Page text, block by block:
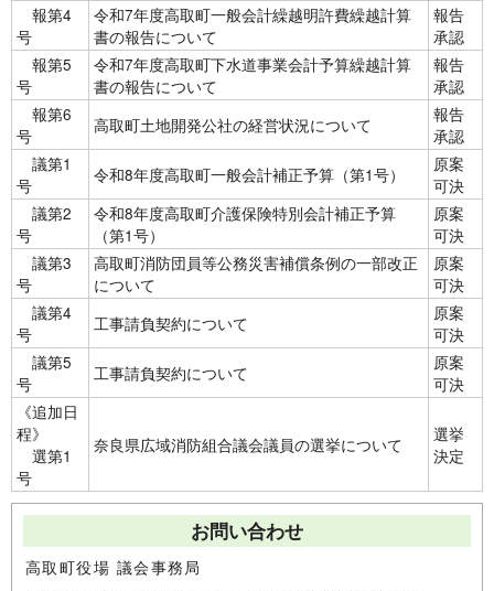
報第4
号
令和7年度高取町一般会計繰越明許費繰越計算
書の報告について
報告
承認
報第5
号
令和7年度高取町下水道事業会計予算繰越計算
書の報告について
報告
承認
報第6
号
高取町土地開発公社の経営状況について
報告
承認
議第1
号
令和8年度高取町一般会計補正予算（第1号）
原案
可決
議第2
号
令和8年度高取町介護保険特別会計補正予算
（第1号）
原案
可決
議第3
号
高取町消防団員等公務災害補償条例の一部改正
について
原案
可決
議第4
号
工事請負契約について
原案
可決
議第5
号
工事請負契約について
原案
可決
《追加日
程》
選第1
号
奈良県広域消防組合議会議員の選挙について
選挙
決定
お問い合わせ
高取町役場 議会事務局